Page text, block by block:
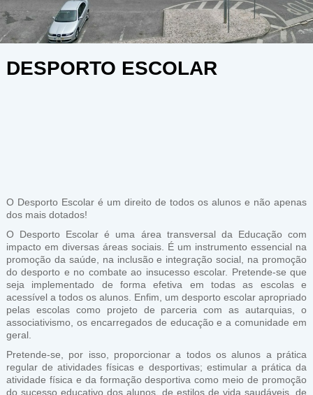
DESPORTO ESCOLAR
O Desporto Escolar é um direito de todos os alunos e não apenas
dos mais dotados!
O Desporto Escolar é uma área transversal da Educação com
impacto em diversas áreas sociais. É um instrumento essencial na
promoção da saúde, na inclusão e integração social, na promoção
do desporto e no combate ao insucesso escolar. Pretende-se que
seja implementado de forma efetiva em todas as escolas e
acessível a todos os alunos. Enfim, um desporto escolar apropriado
pelas escolas como projeto de parceria com as autarquias, o
associativismo, os encarregados de educação e a comunidade em
geral.
Pretende-se, por isso, proporcionar a todos os alunos a prática
regular de atividades físicas e desportivas; estimular a prática da
atividade física e da formação desportiva como meio de promoção
do sucesso educativo dos alunos, de estilos de vida saudáveis, de